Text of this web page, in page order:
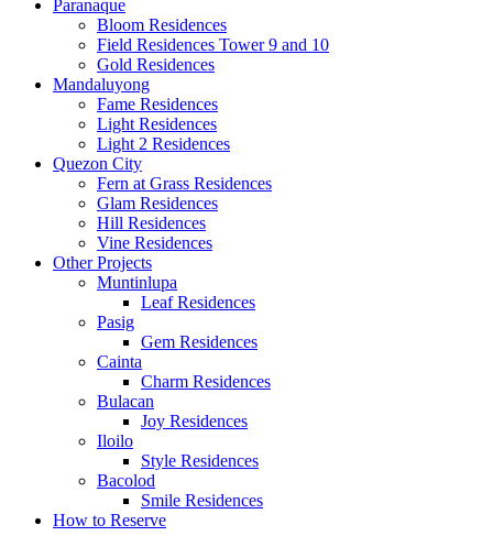
Paranaque
Bloom Residences
Field Residences Tower 9 and 10
Gold Residences
Mandaluyong
Fame Residences
Light Residences
Light 2 Residences
Quezon City
Fern at Grass Residences
Glam Residences
Hill Residences
Vine Residences
Other Projects
Muntinlupa
Leaf Residences
Pasig
Gem Residences
Cainta
Charm Residences
Bulacan
Joy Residences
Iloilo
Style Residences
Bacolod
Smile Residences
How to Reserve